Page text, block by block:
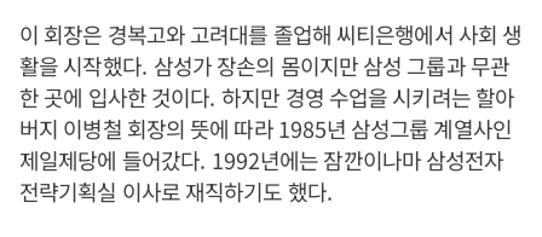
이 회장은 경복고와 고려대를 졸업해 씨티은행에서 사회 생
활을 시작했다. 삼성가 장손의 몸이지만 삼성 그룹과 무관
한 곳에 입사한 것이다.하지만 경영 수업을 시키려는 할아
버지 이병철 회장의 뜻에 따라1985년 삼성그룹 계열사인
제일제당에 들어갔다. 1992년에는 잠깐이나마 삼성전자
전략기획실 이사로 재직하기도 했다.